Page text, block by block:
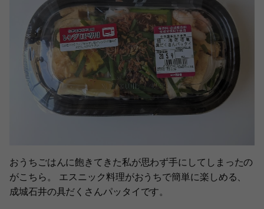
おうちごはんに飽きてきた私が思わず手にしてしまったの
がこちら。 エスニック料理がおうちで簡単に楽しめる、
成城石井の具だくさんパッタイです。